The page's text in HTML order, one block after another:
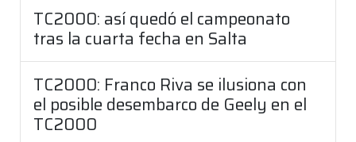
TC2000: así quedó el campeonato
tras la cuarta fecha en Salta
TC2000: Franco Riva se ilusiona con
el posible desembarco de Geely en el
TC2000